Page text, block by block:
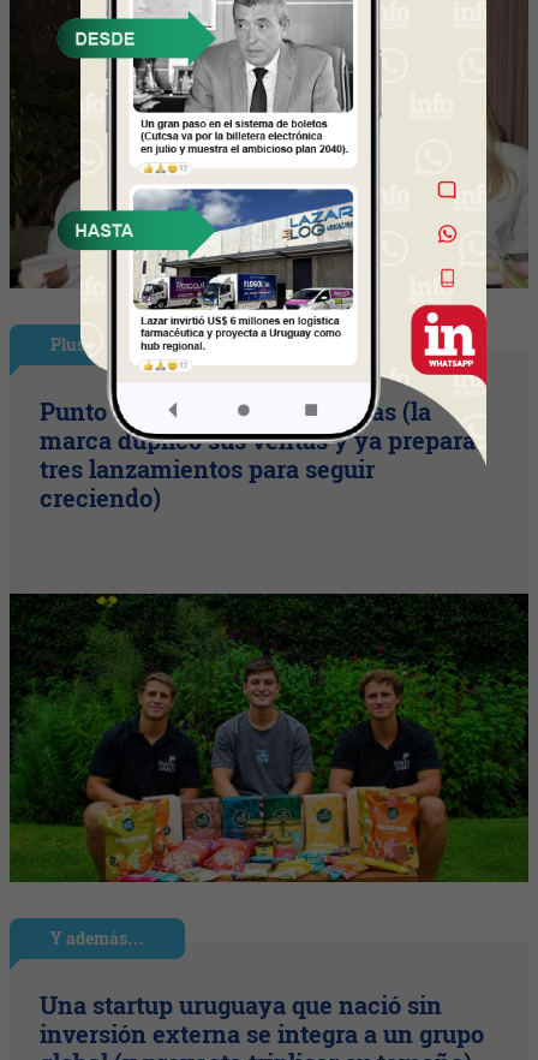
Plus
Punto Sano acelera a tres cifras (la
marca duplicó sus ventas y ya prepara
tres lanzamientos para seguir
creciendo)
Y además…
Una startup uruguaya que nació sin
inversión externa se integra a un grupo